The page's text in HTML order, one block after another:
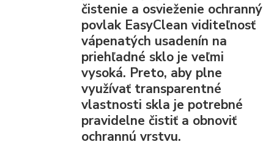
čistenie a osvieženie ochranný
povlak EasyClean viditeľnosť
vápenatých usadenín na
priehľadné sklo je veľmi
vysoká. Preto, aby plne
využívať transparentné
vlastnosti skla je potrebné
pravidelne čistiť a obnoviť
ochrannú vrstvu.